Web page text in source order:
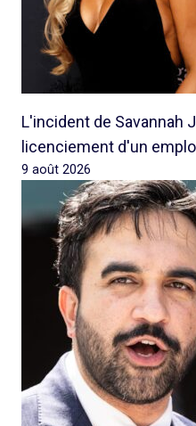
L'incident de Savannah
licenciement d'un
9 août 2026